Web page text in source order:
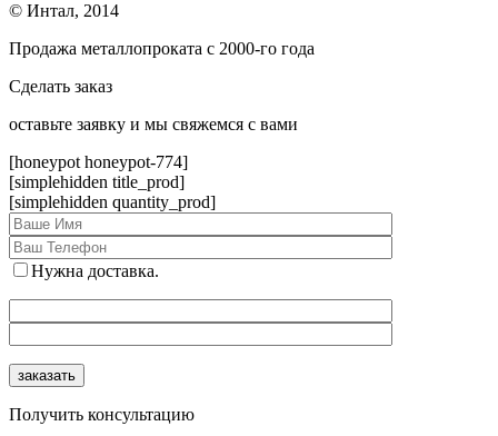
© Интал, 2014
Продажа металлопроката с 2000-го года
Сделать заказ
оcтавьте заявку и мы свяжемся с вами
[honeypot honeypot-774]
[simplehidden title_prod]
[simplehidden quantity_prod]
Нужна доставка.
Получить консультацию